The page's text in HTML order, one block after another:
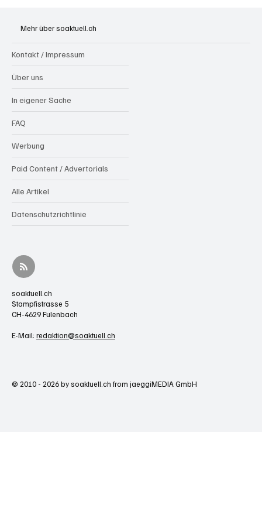
Mehr über soaktuell.ch
Kontakt / Impressum
Über uns
In eigener Sache
FAQ
Werbung
Paid Content / Advertorials
Alle Artikel
Datenschutzrichtlinie
soaktuell.ch
Stampfistrasse 5
CH-4629 Fulenbach
E-Mail: redaktion@soaktuell.ch
© 2010 - 2026 by soaktuell.ch from jaeggiMEDIA GmbH